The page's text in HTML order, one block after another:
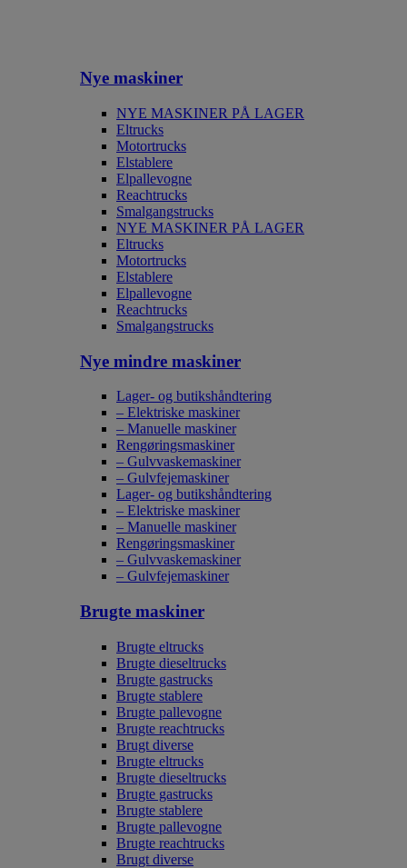
Nye maskiner
NYE MASKINER PÅ LAGER
Eltrucks
Motortrucks
Elstablere
Elpallevogne
Reachtrucks
Smalgangstrucks
NYE MASKINER PÅ LAGER
Eltrucks
Motortrucks
Elstablere
Elpallevogne
Reachtrucks
Smalgangstrucks
Nye mindre maskiner
Lager- og butikshåndtering
– Elektriske maskiner
– Manuelle maskiner
Rengøringsmaskiner
– Gulvvaskemaskiner
– Gulvfejemaskiner
Lager- og butikshåndtering
– Elektriske maskiner
– Manuelle maskiner
Rengøringsmaskiner
– Gulvvaskemaskiner
– Gulvfejemaskiner
Brugte maskiner
Brugte eltrucks
Brugte dieseltrucks
Brugte gastrucks
Brugte stablere
Brugte pallevogne
Brugte reachtrucks
Brugt diverse
Brugte eltrucks
Brugte dieseltrucks
Brugte gastrucks
Brugte stablere
Brugte pallevogne
Brugte reachtrucks
Brugt diverse